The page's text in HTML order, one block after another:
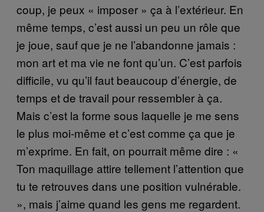
coup, je peux « imposer » ça à l’extérieur. En
même temps, c’est aussi un peu un rôle que
je joue, sauf que je ne l’abandonne jamais :
mon art et ma vie ne font qu’un. C’est parfois
difficile, vu qu’il faut beaucoup d’énergie, de
temps et de travail pour ressembler à ça.
Mais c’est la forme sous laquelle je me sens
le plus moi-même et c’est comme ça que je
m’exprime. En fait, on pourrait même dire : «
Ton maquillage attire tellement l’attention que
tu te retrouves dans une position vulnérable.
», mais j’aime quand les gens me regardent.